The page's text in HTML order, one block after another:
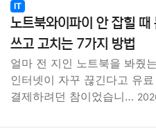
IT
노트북와이파이 안 잡힐 때
쓰고 고치는 7가지 방법
얼마 전 지인 노트북을 봐줬
인터넷이 자꾸 끊긴다고 유
결제하려던 참이었습니…